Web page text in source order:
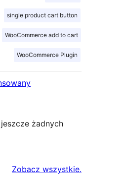
single product cart button
WooCommerce add to cart
WooCommerce Plugin
jeszcze żadnych
Zobacz wszystkierecenzje
.